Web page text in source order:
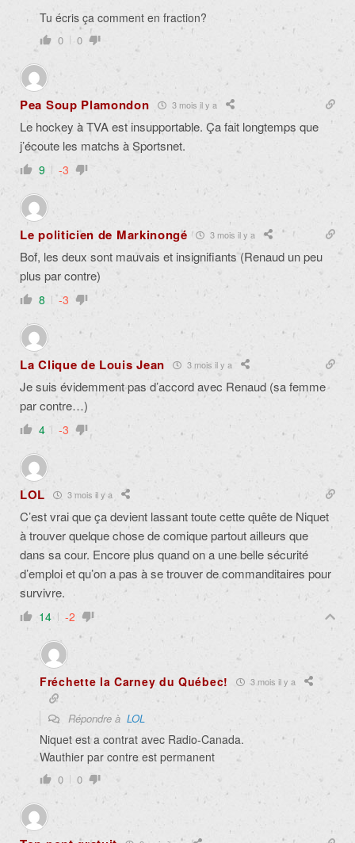
Tu écris ça comment en fraction?
0 0
Pea Soup Plamondon 3 mois il y a
Le hockey à TVA est insupportable. Ça fait longtemps que
j’écoute les matchs à Sportsnet.
9 -3
Le politicien de Markinongé 3 mois il y a
Bof, les deux sont mauvais et insignifiants (Renaud un peu
plus par contre)
8 -3
La Clique de Louis Jean 3 mois il y a
Je suis évidemment pas d’accord avec Renaud (sa femme
par contre…)
4 -3
LOL 3 mois il y a
C’est vrai que ça devient lassant toute cette quête de Niquet
à trouver quelque chose de comique partout ailleurs que
dans sa cour. Encore plus quand on a une belle sécurité
d’emploi et qu’on a pas à se trouver de commanditaires pour
survivre.
14 -2
Fréchette la Carney du Québec! 3 mois il y a
Répondre à LOL
Niquet est a contrat avec Radio-Canada.
Wauthier par contre est permanent
0 0